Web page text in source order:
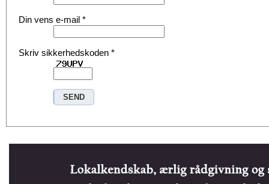
Din vens e-mail *
Skriv sikkerhedskoden *